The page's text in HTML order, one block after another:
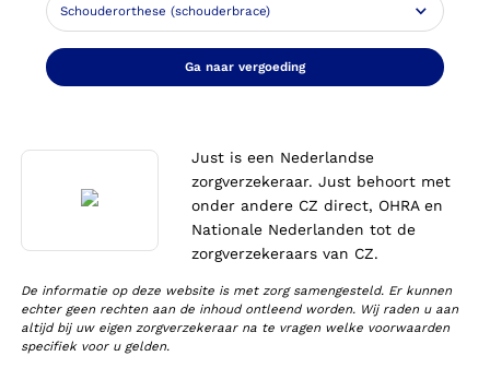
Ga naar vergoeding
Just is een Nederlandse
zorgverzekeraar. Just behoort met
onder andere CZ direct, OHRA en
Nationale Nederlanden tot de
zorgverzekeraars van CZ.
De informatie op deze website is met zorg samengesteld. Er kunnen
echter geen rechten aan de inhoud ontleend worden. Wij raden u aan
altijd bij uw eigen zorgverzekeraar na te vragen welke voorwaarden
specifiek voor u gelden.